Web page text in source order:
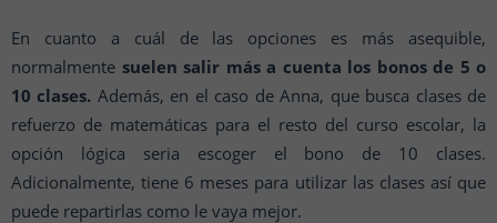
En cuanto a cuál de las opciones es más asequible,
normalmente suelen salir más a cuenta los bonos de 5 o
10 clases. Además, en el caso de Anna, que busca clases de
refuerzo de matemáticas para el resto del curso escolar, la
opción lógica seria escoger el bono de 10 clases.
Adicionalmente, tiene 6 meses para utilizar las clases así que
puede repartirlas como le vaya mejor.